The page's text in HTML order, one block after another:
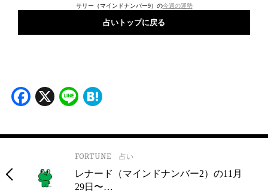
サリー（マインドナンバー9）の今週の運勢
占いトップに戻る
Facebook
X Line
FORTUNE 占い
レナード（マインドナンバー2）の11月
29日〜…